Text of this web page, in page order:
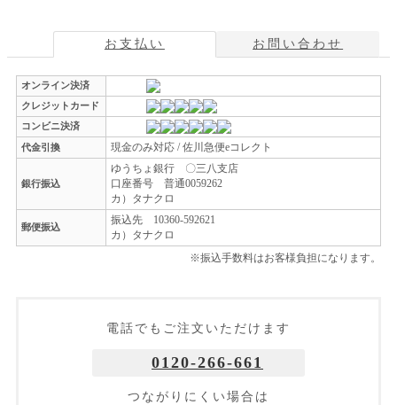
お支払い お問い合わせ
オンライン決済
クレジットカード
コンビニ決済
代金引換
現金のみ対応 / 佐川急便eコレクト
銀行振込
ゆうちょ銀行 〇三八支店
口座番号 普通0059262
カ）タナクロ
郵便振込
振込先 10360-592621
カ）タナクロ
※振込手数料はお客様負担になります。
電話でもご注文いただけます
0120-266-661
つながりにくい場合は